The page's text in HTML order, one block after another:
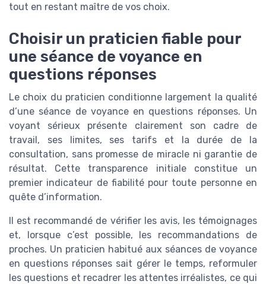
tout en restant maître de vos choix.
Choisir un praticien fiable pour
une séance de voyance en
questions réponses
Le choix du praticien conditionne largement la qualité
d’une séance de voyance en questions réponses. Un
voyant sérieux présente clairement son cadre de
travail, ses limites, ses tarifs et la durée de la
consultation, sans promesse de miracle ni garantie de
résultat. Cette transparence initiale constitue un
premier indicateur de fiabilité pour toute personne en
quête d’information.
Il est recommandé de vérifier les avis, les témoignages
et, lorsque c’est possible, les recommandations de
proches. Un praticien habitué aux séances de voyance
en questions réponses sait gérer le temps, reformuler
les questions et recadrer les attentes irréalistes, ce qui